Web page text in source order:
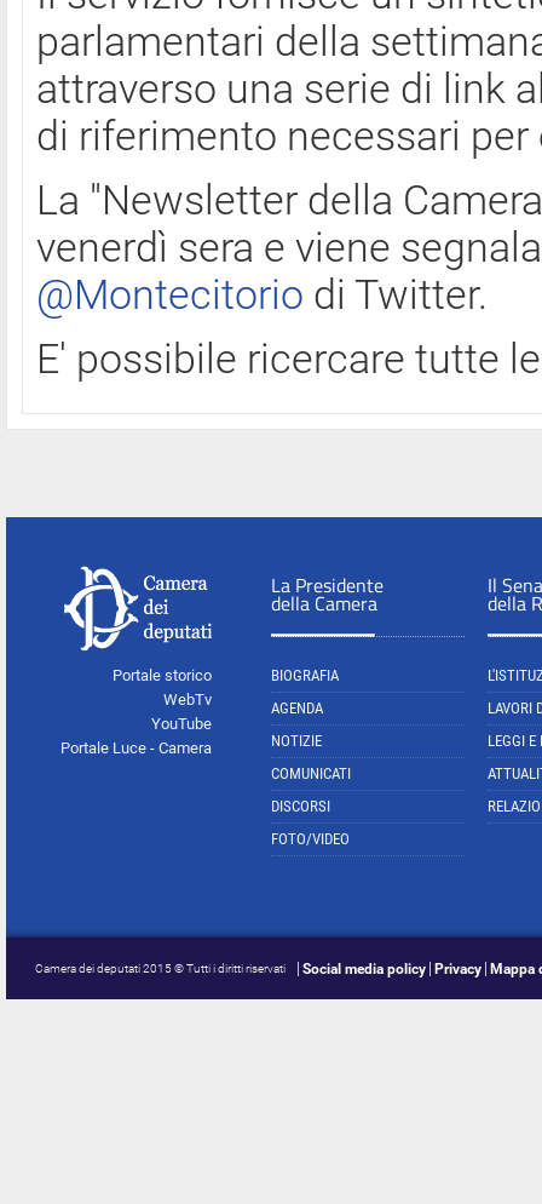
parlamentari della
attraverso una serie di link
di riferimento necessari
La "Newsletter della
venerdì sera e viene
@Montecitorio di Twitter.
E' possibile ricercare tutte
Portale storico
WebTv
YouTube
Portale Luce - Camera
La Presidente
della Camera
BIOGRAFIA
AGENDA
NOTIZIE
COMUNICATI
DISCORSI
FOTO/VIDEO
Il
della
LAVORI
LEGGI E
Camera dei deputati 2015 © Tutti i diritti riservati Social media policy Privacy Mappa